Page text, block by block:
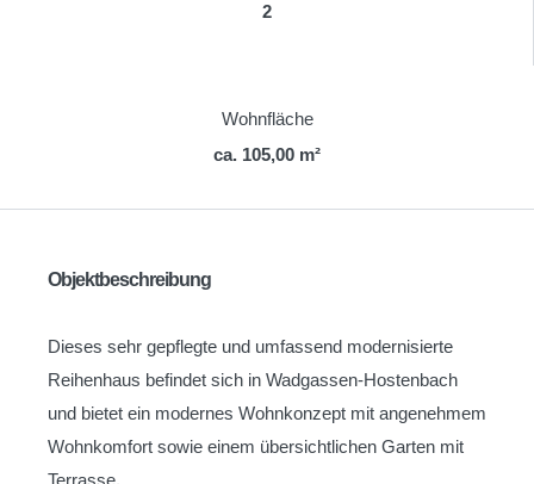
2
Wohnfläche
ca. 105,00 m²
Objektbeschreibung
Dieses sehr gepflegte und umfassend modernisierte
Reihenhaus befindet sich in Wadgassen-Hostenbach
und bietet ein modernes Wohnkonzept mit angenehmem
Wohnkomfort sowie einem übersichtlichen Garten mit
Terrasse.